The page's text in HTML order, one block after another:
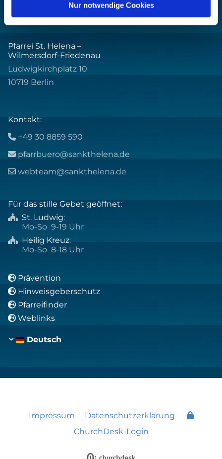
Nur notwendige Cookies
Pfarrei St. Helena –
Wilmersdorf-Friedenau
Ludwigkirchplatz 10
10719 Berlin
Kontakt:
 +49 30 8859 590
 pfarrbuero@sankthelena.de
 webteam@sankthelena.de
Für das stille Gebet geöffnet:
 St. Ludwig:
Mo-So 9-19 Uhr
 Heilig Kreuz:
Mo-So 8-18 Uhr
 Prävention
 Hinweisgeberschutz
 Pfarreifinder
 Weblinks
Deutsch
Impressum
Datenschutzerklärung
ChurchDesk-Login